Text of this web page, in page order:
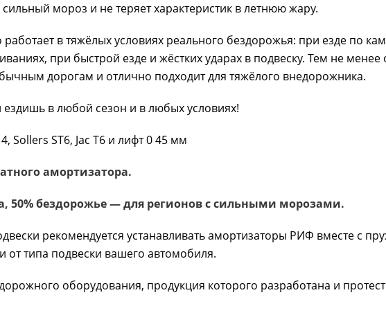
мороз и не теряет характеристик в летнюю жару.
в тяжёлых условиях реального бездорожья: при езде по
при быстрой езде и жёстких ударах в подвеску. Тем не менее
дорогам и отлично подходит для тяжёлого внедорожника.
в любой сезон и в любых условиях!
Sollers ST6, Jac T6 и лифт 0 45 мм
амортизатора.
50% бездорожье — для регионов с сильными морозами.
рекомендуется устанавливать амортизаторы РИФ вместе с
типа подвески вашего автомобиля.
оборудования, продукция которого разработана и